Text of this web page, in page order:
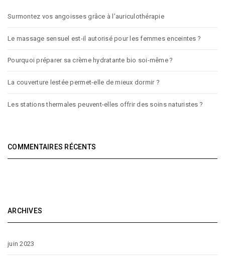
Surmontez vos angoisses grâce à l’auriculothérapie
Le massage sensuel est-il autorisé pour les femmes enceintes ?
Pourquoi préparer sa crème hydratante bio soi-même ?
La couverture lestée permet-elle de mieux dormir ?
Les stations thermales peuvent-elles offrir des soins naturistes ?
COMMENTAIRES RÉCENTS
ARCHIVES
juin 2023